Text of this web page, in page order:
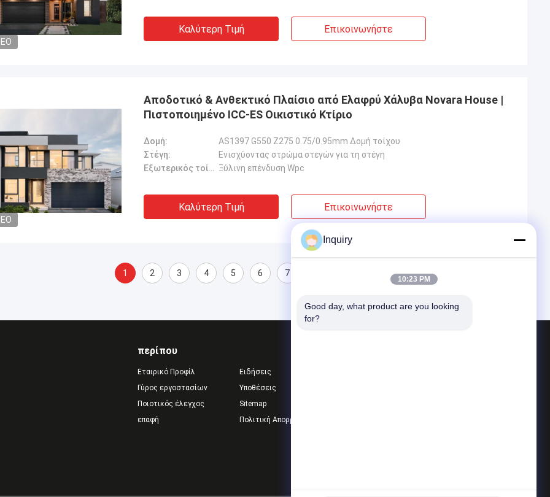
Καλύτερη Τιμή Επικοινωνήστε
Αποδοτικό & Ανθεκτικό Πλαίσιο από Ελαφρύ Χάλυβα Novara House |
Πιστοποιημένο ICC-ES Οικιστικό Κτίριο
Δομή:
AS1397 G550 Z275 0.75/0.95mm Δομή τοίχου
Στέγη:
Ενισχύοντας στρώμα στεγών για τη στέγη
Εξωτερικός τοίχος: Ξύλινη επένδυση Wpc
Καλύτερη Τιμή Επικοινωνήστε
1 2 3 4 5 6 7
περίπου
Εταιρικό Προφίλ
Γύρος εργοστασίων
Ποιοτικός έλεγχος
επαφή
Ειδήσεις
Υποθέσεις
Sitemap
Πολιτική Απορρήτου
Inquiry
10:23 PM
Good day, what product are you looking
for?